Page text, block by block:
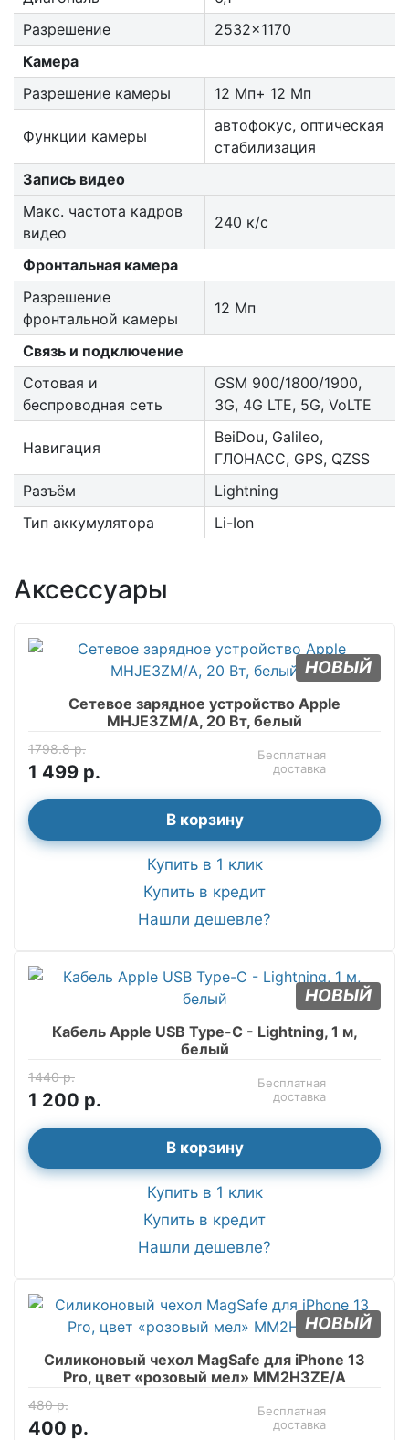
Разрешение
2532x1170
Камера
Разрешение камеры
12 Мп+ 12 Мп
Функции камеры
автофокус, оптическая
стабилизация
Запись видео
Макс. частота кадров
видео
240 к/с
Фронтальная камера
Разрешение
фронтальной камеры
12 Мп
Связь и подключение
Сотовая и
беспроводная сеть
GSM 900/1800/1900,
3G, 4G LTE, 5G, VoLTE
Навигация
BeiDou, Galileo,
ГЛОНАСС, GPS, QZSS
Разъём
Lightning
Тип аккумулятора
Li-Ion
Аксессуары
НОВЫЙ
Сетевое зарядное устройство Apple
MHJE3ZM/A, 20 Вт, белый
1798.8 р.
1 499 р.
Бесплатная
доставка
В корзину
Купить в 1 клик
Купить в кредит
Нашли дешевле?
НОВЫЙ
Кабель Apple USB Type-C - Lightning, 1 м,
белый
1440 р.
1 200 р.
Бесплатная
доставка
В корзину
Купить в 1 клик
Купить в кредит
Нашли дешевле?
НОВЫЙ
Силиконовый чехол MagSafe для iPhone 13
Pro, цвет «розовый мел» MM2H3ZE/A
480 р.
400 р.
Бесплатная
доставка